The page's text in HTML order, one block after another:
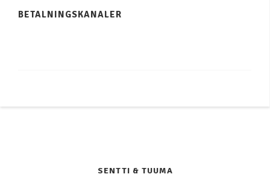
BETALNINGSKANALER
SENTTI & TUUMA